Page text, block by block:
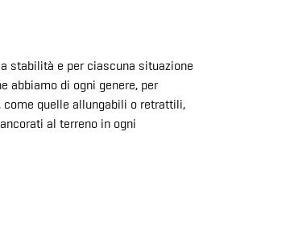
stabilità e per ciascuna situazione
abbiamo di ogni genere, per
come quelle allungabili o retrattili,
al terreno in ogni